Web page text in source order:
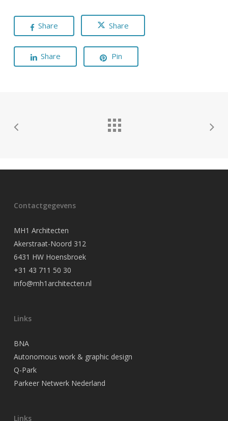
Share Share
Share Pin
Contactgegevens
MH1 Architecten
Akerstraat-Noord 312
6431 HW Hoensbroek
+31 43 711 50 30
info@mh1architecten.nl
Links
BNA
Autonomous work & graphic design
Q-Park
Parkeer Netwerk Nederland
Links